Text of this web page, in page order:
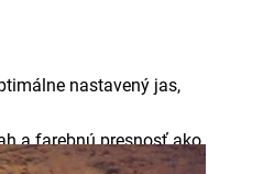
nastavený jas,
a farebnú presnosť ako